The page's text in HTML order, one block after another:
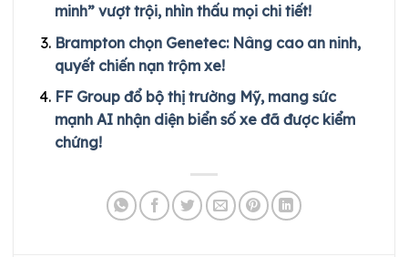
minh” vượt trội, nhìn thấu mọi chi tiết!
Brampton chọn Genetec: Nâng cao an ninh,
quyết chiến nạn trộm xe!
FF Group đổ bộ thị trường Mỹ, mang sức
mạnh AI nhận diện biển số xe đã được kiểm
chứng!